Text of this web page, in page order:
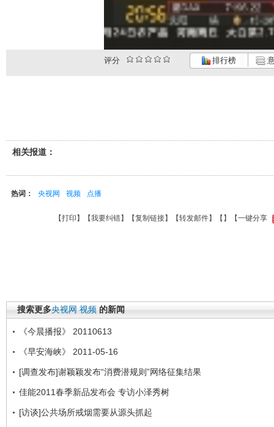
评分 排行榜
相关报道：
热词： 央视网 视频 点播
【打印 】【我要纠错】【复制链接】【转发邮件】【 】 【一键分享
搜索更多央视网 视频 的新闻
《今晨播报》 20110613
《早安海峡》 2011-05-16
[调查发布]谢颖颖发布“消费潜规则”网络征集结果
佳能2011春季新品发布会 专访小泽秀树
[访谈]公共场所戒烟需要从源头抓起